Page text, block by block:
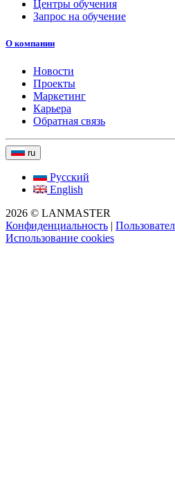
Центры обучения
Запрос на обучение
О компании
Новости
Проекты
Маркетинг
Карьера
Обратная связь
ru
Русский
English
2026 © LANMASTER
Конфиденциальность |
Использование cookies